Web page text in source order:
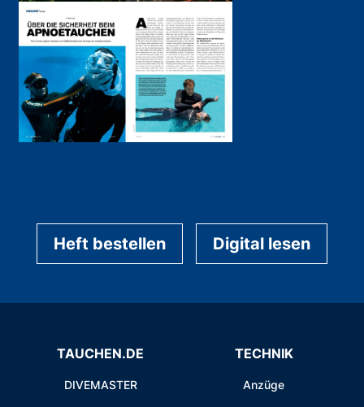
Heft bestellen Digital lesen
TAUCHEN.DE
DIVEMASTER
TECHNIK
Anzüge